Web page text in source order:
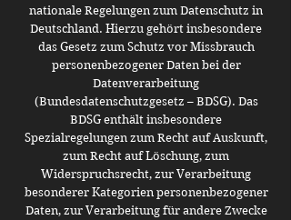
nationale Regelungen zum Datenschutz in
Deutschland. Hierzu gehört insbesondere
das Gesetz zum Schutz vor Missbrauch
personenbezogener Daten bei der
Datenverarbeitung
(Bundesdatenschutzgesetz – BDSG). Das
BDSG enthält insbesondere
Spezialregelungen zum Recht auf Auskunft,
zum Recht auf Löschung, zum
Widerspruchsrecht, zur Verarbeitung
besonderer Kategorien personenbezogener
Daten, zur Verarbeitung für andere Zwecke